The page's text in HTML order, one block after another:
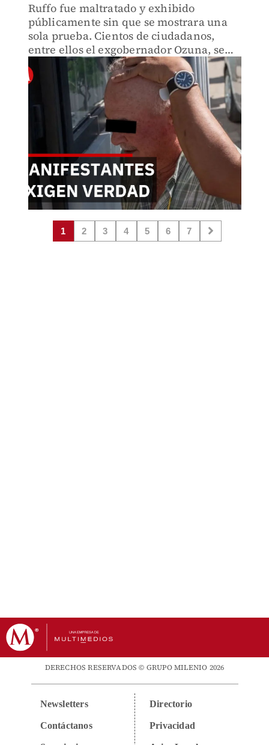
Ruffo fue maltratado y exhibido
públicamente sin que se mostrara una
sola prueba. Cientos de ciudadanos,
entre ellos el exgobernador Ozuna, se
solidarizan con el trato indigno de un
hombre ante un gobierno que promete
humanismo. La indignación crece.
1 2 3 4 5 6 7
DERECHOS RESERVADOS © GRUPO MILENIO 2026
Newsletters
Contáctanos
Directorio
Privacidad